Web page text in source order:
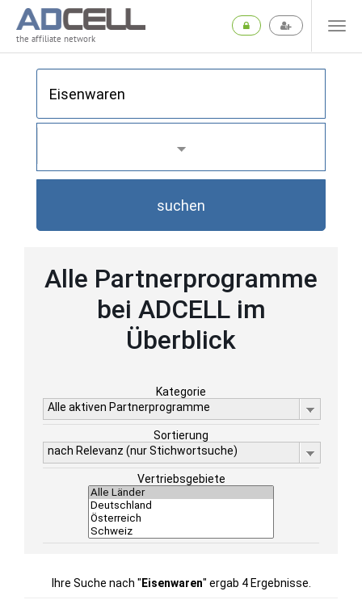
the affiliate network
suchen
Alle Partnerprogramme
bei ADCELL im
Überblick
Kategorie
Alle aktiven Partnerprogramme
Sortierung
nach Relevanz (nur Stichwortsuche)
Vertriebsgebiete
Ihre Suche nach " Eisenwaren" ergab 4 Ergebnisse.